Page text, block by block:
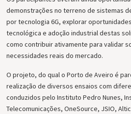
demonstrações no terreno de sistemas
por tecnologia 6G, explorar
tecnológica e adoção industrial destas
como contribuir ativamente para validar
necessidades reais do mercado.
O projeto, do qual o Porto de Aveiro é
realização de diversos ensaios com
conduzidos pelo Instituto Pedro Nunes,
Telecomunicações, OneSource, JSIO,